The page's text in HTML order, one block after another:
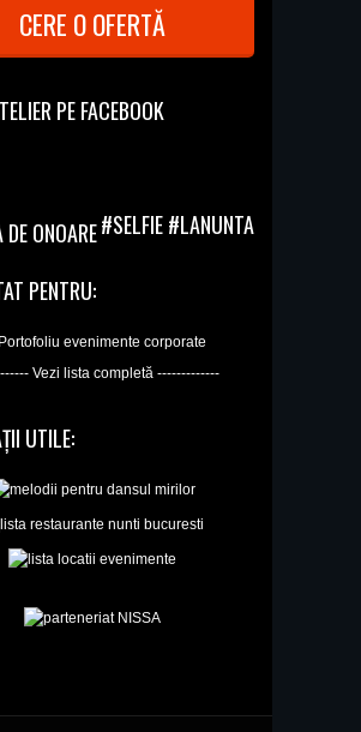
CERE O OFERTĂ
PE FACEBOOK
DE ONOARE#SELFIE #LANUNTA
PENTRU:
Vezi lista completă -------------
UTILE: